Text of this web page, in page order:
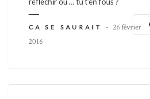
CA SE SAURAIT - 26 février
2016